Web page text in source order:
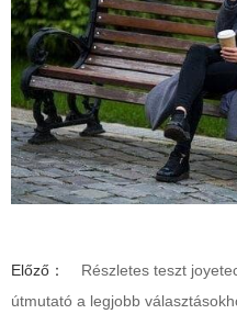
Előző：
Részletes teszt
útmutató a legjobb